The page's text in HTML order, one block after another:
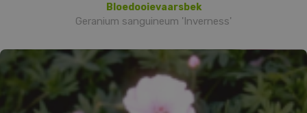
Bloedooievaarsbek
Geranium sanguineum 'Inverness'